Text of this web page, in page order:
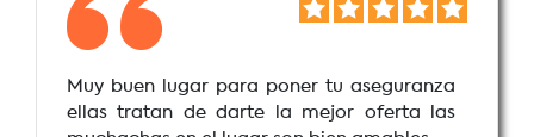
Muy buen lugar para poner tu aseguranza
ellas tratan de darte la mejor oferta las